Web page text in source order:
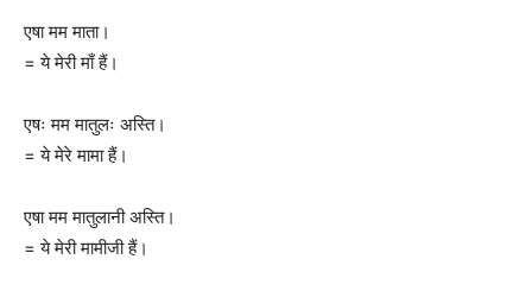
एषा मम माता।
= ये मेरी माँ हैं।
एषः मम मातुलः अस्ति।
= ये मेरे मामा हैं।
एषा मम मातुलानी अस्ति।
= ये मेरी मामीजी हैं।